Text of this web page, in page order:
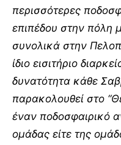
περισσότερες
επιπέδου στην πόλη
συνολικά στην
ίδιο εισιτήριο
δυνατότητα κάθε
παρακολουθεί στο
έναν ποδοσφαιρικό
ομάδας είτε της